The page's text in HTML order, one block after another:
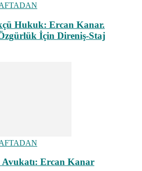
Hukuk: Ercan Kanar.
İçin Direniş-Staj
Avukatı: Ercan Kanar